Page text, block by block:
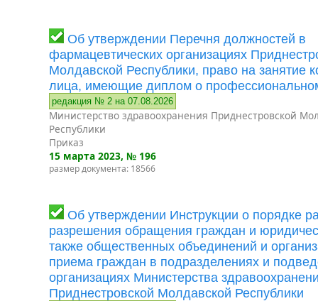
Об утверждении Перечня должностей в
фармацевтических организациях
Молдавской Республики, право на занятие
лица, имеющие диплом о
редакция № 2 на 07.08.2026
Министерство здравоохранения Приднестровской
Республики
Приказ
15 марта 2023, № 196
размер документа: 18566
Об утверждении Инструкции о порядке
разрешения обращения граждан и
также общественных объединений и
приема граждан в подразделениях и
организациях Министерства
Приднестровской Молдавской Республики